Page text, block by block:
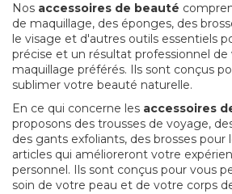
Nos accessoires de beauté
de maquillage, des éponges, des
le visage et d'autres outils essentiels
précise et un résultat professionnel de
maquillage préférés. Ils sont conçus
sublimer votre beauté naturelle.
En ce qui concerne les accessoires
proposons des trousses de voyage,
des gants exfoliants, des brosses pour
articles qui amélioreront votre
personnel. Ils sont conçus pour vous
soin de votre peau et de votre corps